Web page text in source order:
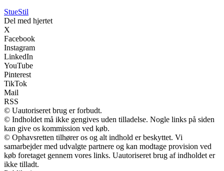
StueStil
Del med hjertet
X
Facebook
Instagram
LinkedIn
YouTube
Pinterest
TikTok
Mail
RSS
© Uautoriseret brug er forbudt.
© Indholdet må ikke gengives uden tilladelse. Nogle links på siden
kan give os kommission ved køb.
© Ophavsretten tilhører os og alt indhold er beskyttet. Vi
samarbejder med udvalgte partnere og kan modtage provision ved
køb foretaget gennem vores links. Uautoriseret brug af indholdet er
ikke tilladt.